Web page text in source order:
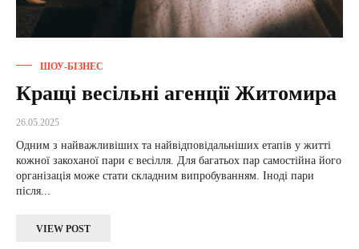
ШОУ-БІЗНЕС
Кращі весільні агенції Житомира
26.05.2025
Одним з найважливіших та найвідповідальніших етапів у житті
кожної закоханої пари є весілля. Для багатьох пар самостійна його
організація може стати складним випробуванням. Іноді пари
після...
VIEW POST